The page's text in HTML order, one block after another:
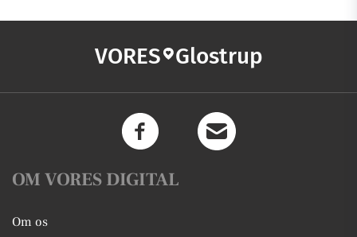
VORES Glostrup
OM VORES DIGITAL
Om os